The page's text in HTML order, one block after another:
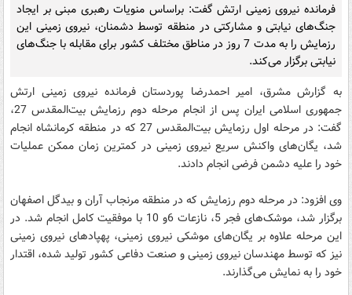
فرمانده نیروی زمینی ارتش گفت: براساس منویات رهبری مبنی بر ایجاد
جنگ‌های نیابتی و مشارکتی در منطقه توسط دشمنان، نیروی زمینی این
رزمایش را به مدت 7 روز در مناطق مختلف کشور برای مقابله با جنگ‌های
نیابتی برگزار می‌کند.
به گزارش مشرق، امیر احمدرضا پوردستان فرمانده نیروی زمینی ارتش
جمهوری اسلامی ایران پس از انجام مرحله دوم رزمایش بیت‌المقدس 27،
گفت: در مرحله اول رزمایش بیت‌المقدس 27 که در منطقه کرمانشاه انجام
شد، یگان‌های واکنش سریع نیروی زمینی در کمترین زمان ممکن عملیات
خود را علیه دشمن فرضی انجام دادند.
وی افزود: در مرحله دوم رزمایش که در منطقه مرنجاب آران و بیدگل اصفهان
برگزار شد، موشک‌های فجر 5،‌ نازعات 6و 10 با موفقیت کامل انجام شد. در
این مرحله علاوه بر یگان‌های موشکی نیروی زمینی، پهپادهای نیروی زمینی
نیز که توسط مهندسان نیروی زمینی و صنعت دفاعی کشور تولید شده، اقتدار
خود را به نمایش می‌گذارند.